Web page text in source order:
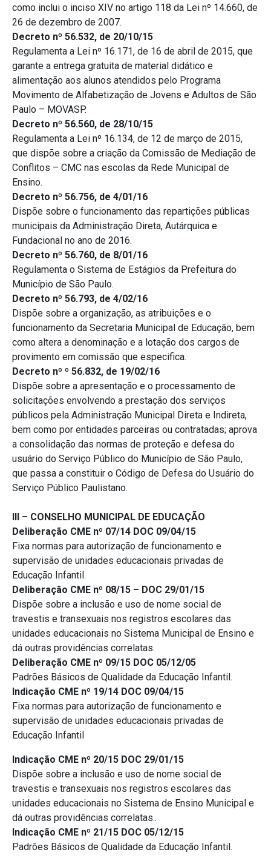
como inclui o inciso XIV no artigo 118 da Lei nº 14.660, de
26 de dezembro de 2007.
Decreto nº 56.532, de 20/10/15
Regulamenta a Lei nº 16.171, de 16 de abril de 2015, que
garante a entrega gratuita de material didático e
alimentação aos alunos atendidos pelo Programa
Movimento de Alfabetização de Jovens e Adultos de São
Paulo – MOVASP.
Decreto nº 56.560, de 28/10/15
Regulamenta a Lei nº 16.134, de 12 de março de 2015,
que dispõe sobre a criação da Comissão de Mediação de
Conflitos – CMC nas escolas da Rede Municipal de
Ensino.
Decreto nº 56.756, de 4/01/16
Dispõe sobre o funcionamento das repartições públicas
municipais da Administração Direta, Autárquica e
Fundacional no ano de 2016.
Decreto nº 56.760, de 8/01/16
Regulamenta o Sistema de Estágios da Prefeitura do
Município de São Paulo.
Decreto nº 56.793, de 4/02/16
Dispõe sobre a organização, as atribuições e o
funcionamento da Secretaria Municipal de Educação, bem
como altera a denominação e a lotação dos cargos de
provimento em comissão que especifica.
Decreto nº º 56.832, de 19/02/16
Dispõe sobre a apresentação e o processamento de
solicitações envolvendo a prestação dos serviços
públicos pela Administração Municipal Direta e Indireta,
bem como por entidades parceiras ou contratadas; aprova
a consolidação das normas de proteção e defesa do
usuário do Serviço Público do Município de São Paulo,
que passa a constituir o Código de Defesa do Usuário do
Serviço Público Paulistano.
III – CONSELHO MUNICIPAL DE EDUCAÇÃO
Deliberação CME nº 07/14 DOC 09/04/15
Fixa normas para autorização de funcionamento e
supervisão de unidades educacionais privadas de
Educação Infantil.
Deliberação CME nº 08/15 – DOC 29/01/15
Dispõe sobre a inclusão e uso de nome social de
travestis e transexuais nos registros escolares das
unidades educacionais no Sistema Municipal de Ensino e
dá outras providências correlatas.
Deliberação CME nº 09/15 DOC 05/12/05
Padrões Básicos de Qualidade da Educação Infantil.
Indicação CME nº 19/14 DOC 09/04/15
Fixa normas para autorização de funcionamento e
supervisão de unidades educacionais privadas de
Educação Infantil
Indicação CME nº 20/15 DOC 29/01/15
Dispõe sobre a inclusão e uso de nome social de
travestis e transexuais nos registros escolares das
unidades educacionais no Sistema de Ensino Municipal e
dá outras providências correlatas..
Indicação CME nº 21/15 DOC 05/12/15
Padrões Básicos de Qualidade da Educação Infantil.